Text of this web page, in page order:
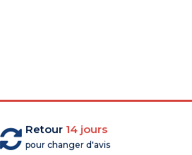
Retour 14 jours
pour changer d'avis